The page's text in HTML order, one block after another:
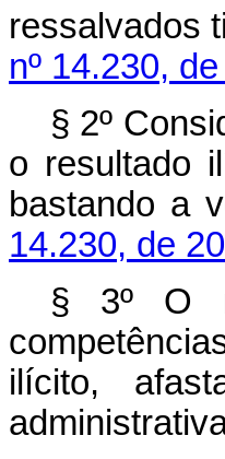
nº 14.230,
§ 2º
o resultado
bastando
14.230, de
§ 3º O
ilícito,